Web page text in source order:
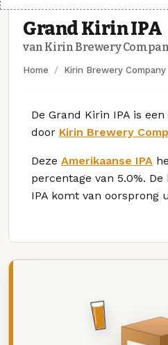
Grand Kirin IPA
van Kirin Brewery
Home Kirin Brewery Company
De Grand Kirin IPA is
door Kirin Brewery
Deze Amerikaanse IPA
percentage van 5.0%.
IPA komt van oorsprong